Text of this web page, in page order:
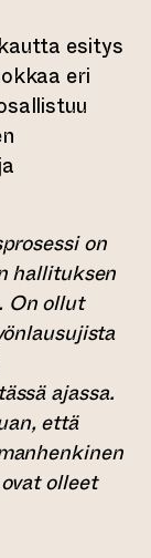
esitys
eri
on
hallituksen
On ollut
ajassa.
että
olleet